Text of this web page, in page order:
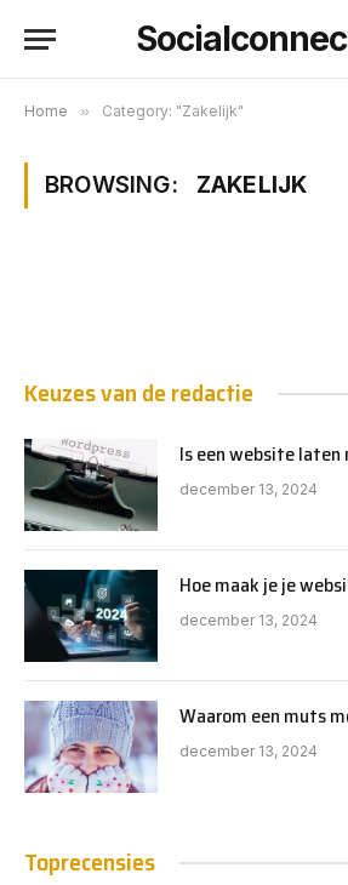
Home » Category: "Zakelijk"
BROWSING: ZAKELIJK
Keuzes van de redactie
Is een website
december 13, 2024
Hoe maak je je
december 13, 2024
Waarom een muts
december 13, 2024
Toprecensies